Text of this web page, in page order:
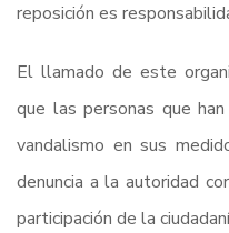
reposición es
El llamado de este
que las personas que
vandalismo en sus
denuncia a la autoridad
participación de la